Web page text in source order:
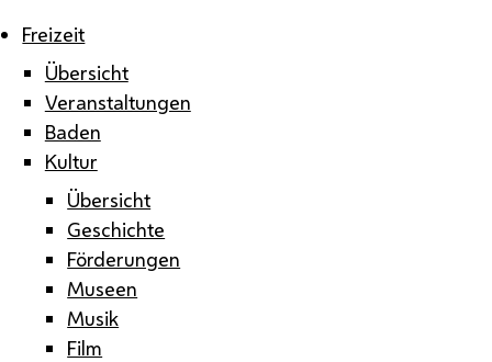
Freizeit
Übersicht
Veranstaltungen
Baden
Kultur
Übersicht
Geschichte
Förderungen
Museen
Musik
Film